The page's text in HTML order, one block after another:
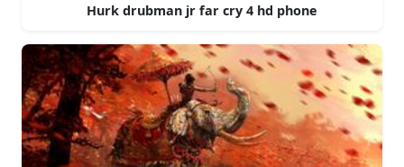
Hurk drubman jr far cry 4 hd phone